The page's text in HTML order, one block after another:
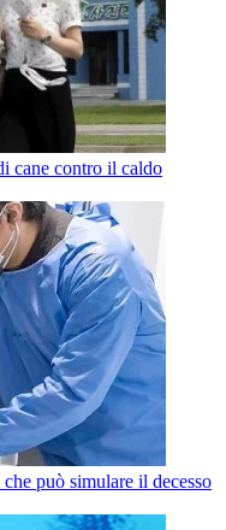
cane contro il caldo
può simulare il decesso